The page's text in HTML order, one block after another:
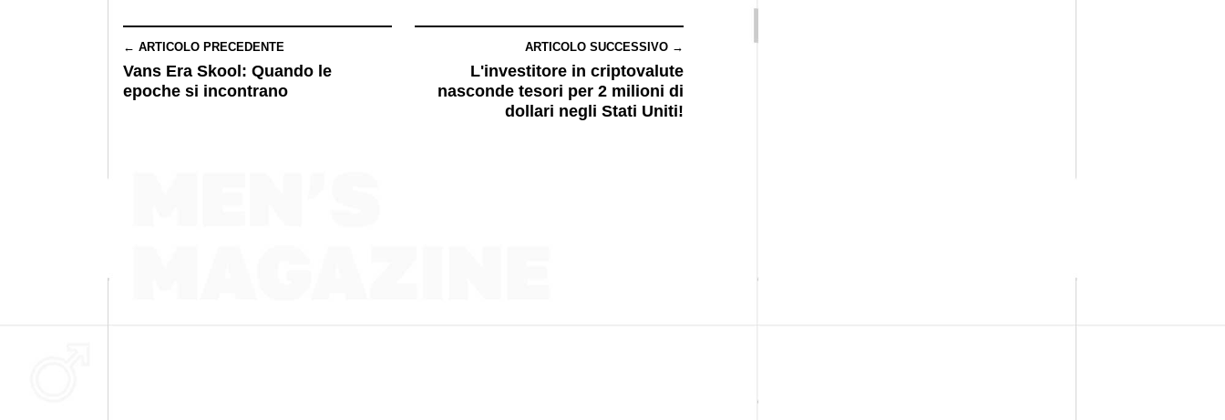
← ARTICOLO PRECEDENTE
Vans Era Skool: Quando le
epoche si incontrano
ARTICOLO SUCCESSIVO →
L'investitore in criptovalute
nasconde tesori per 2 milioni di
dollari negli Stati Uniti!